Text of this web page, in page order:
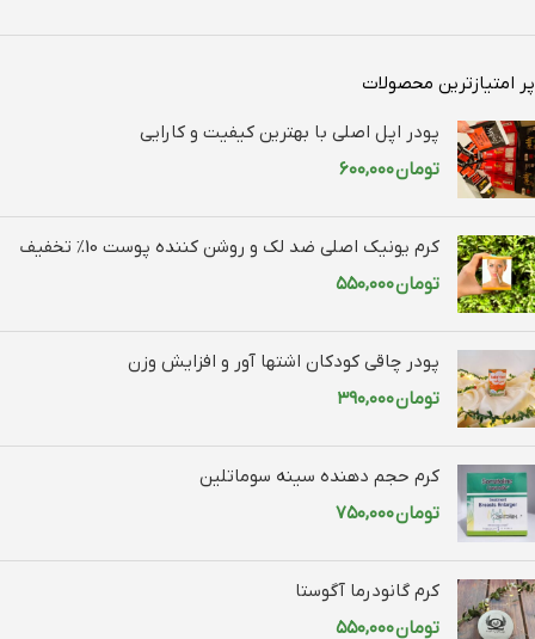
پر امتیازترین محصولات
پودر اپل اصلی با بهترین کیفیت و کارایی
تومان
کرم یونیک اصلی ضد لک و روشن کننده پوست 10% تخفیف
تومان
پودر چاقی کودکان اشتها آور و افزایش وزن
تومان
کرم حجم دهنده سینه سوماتلین
تومان
کرم گانودرما آگوستا
تومان